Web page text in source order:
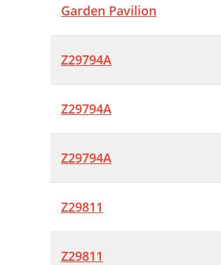
Garden Pavilion
Z29794A
Z29794A
Z29794A
Z29811
Z29811